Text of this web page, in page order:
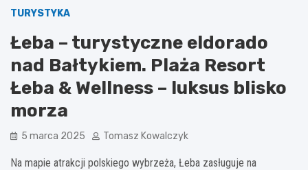
TURYSTYKA
Łeba – turystyczne eldorado
nad Bałtykiem. Plaża Resort
Łeba & Wellness – luksus blisko
morza
5 marca 2025 Tomasz Kowalczyk
Na mapie atrakcji polskiego wybrzeża, Łeba zasługuje na